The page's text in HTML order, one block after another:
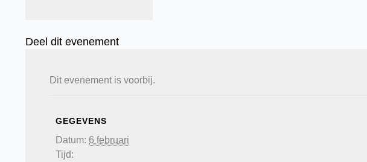
Deel dit evenement
Dit evenement is voorbij.
GEGEVENS
Datum: 6 februari
Tijd: